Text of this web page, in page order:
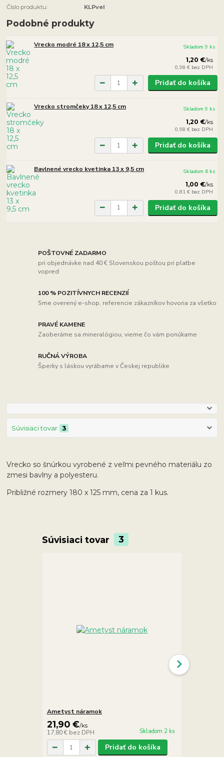
Číslo produktu: KLPvel
Podobné produkty
Vrecko modré 18 x 12,5 cm
1,20 €/ks
0,98 € bez DPH
Skladom 9 ks
Pridať do košíka
Vrecko stromčeky 18 x 12,5 cm
1,20 €/ks
0,98 € bez DPH
Skladom 9 ks
Pridať do košíka
Bavlnené vrecko kvetinka 13 x 9,5 cm
1,00 €/ks
0,81 € bez DPH
Skladom 6 ks
Pridať do košíka
POŠTOVNÉ ZADARMO
pri objednávke nad 40 € Slovenskou poštou pri platbe
vopred
100 % POZITÍVNYCH RECENZIÍ
Sme overený e-shop, referencie zákazníkov hovoria za všetko
PRAVÉ KAMENE
Zaoberáme sa mineralógiou, vieme čo vám ponúkame
RUČNÁ VÝROBA
Šperky s láskou vyrábame v Českej republike
Súvisiaci tovar 3
Vrecko so šnúrkou vyrobené z veľmi pevného materiálu zo
zmesi bavlny a polyesteru.
Približné rozmery 180 x 125 mm, cena za 1 kus.
Súvisiaci tovar 3
Ametyst náramok
21,90 €/ks
17,80 € bez DPH Skladom 2 ks
Pridať do košíka